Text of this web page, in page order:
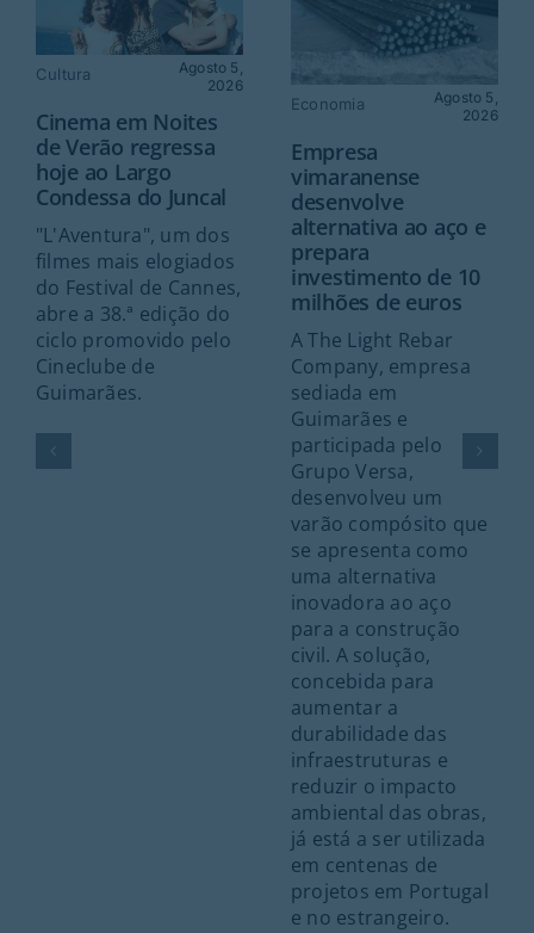
Cultura
Agosto 5,
2026
Cinema em Noites
de Verão regressa
hoje ao Largo
Condessa do Juncal
"L'Aventura", um dos
filmes mais elogiados
do Festival de Cannes,
abre a 38.ª edição do
ciclo promovido pelo
Cineclube de
Guimarães.
Economia
Agosto 5,
2026
Empresa
vimaranense
desenvolve
alternativa ao aço e
prepara
investimento de 10
milhões de euros
A The Light Rebar
Company, empresa
sediada em
Guimarães e
participada pelo
Grupo Versa,
desenvolveu um
varão compósito que
se apresenta como
uma alternativa
inovadora ao aço
para a construção
civil. A solução,
concebida para
aumentar a
durabilidade das
infraestruturas e
reduzir o impacto
ambiental das obras,
já está a ser utilizada
em centenas de
projetos em Portugal
e no estrangeiro.